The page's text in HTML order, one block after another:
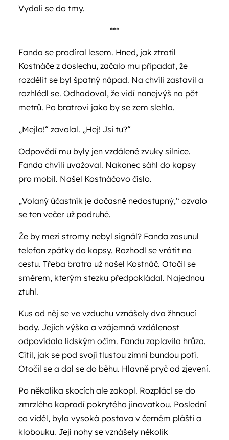
Vydali se do tmy.
***
Fanda se prodíral lesem. Hned, jak ztratil
Kostnáče z doslechu, začalo mu připadat, že
rozdělit se byl špatný nápad. Na chvíli zastavil a
rozhlédl se. Odhadoval, že vidí nanejvýš na pět
metrů. Po bratrovi jako by se zem slehla.
„Mejlo!“ zavolal. „Hej! Jsi tu?“
Odpovědí mu byly jen vzdálené zvuky silnice.
Fanda chvíli uvažoval. Nakonec sáhl do kapsy
pro mobil. Našel Kostnáčovo číslo.
„Volaný účastník je dočasně nedostupný,“ ozvalo
se ten večer už podruhé.
Že by mezi stromy nebyl signál? Fanda zasunul
telefon zpátky do kapsy. Rozhodl se vrátit na
cestu. Třeba bratra už našel Kostnáč. Otočil se
směrem, kterým stezku předpokládal. Najednou
ztuhl.
Kus od něj se ve vzduchu vznášely dva žhnoucí
body. Jejich výška a vzájemná vzdálenost
odpovídala lidským očím. Fandu zaplavila hrůza.
Cítil, jak se pod svojí tlustou zimní bundou potí.
Otočil se a dal se do běhu. Hlavně pryč od zjevení.
Po několika skocích ale zakopl. Rozplácl se do
zmrzlého kapradí pokrytého jinovatkou. Poslední
co viděl, byla vysoká postava v černém plášti a
klobouku. Její nohy se vznášely několik